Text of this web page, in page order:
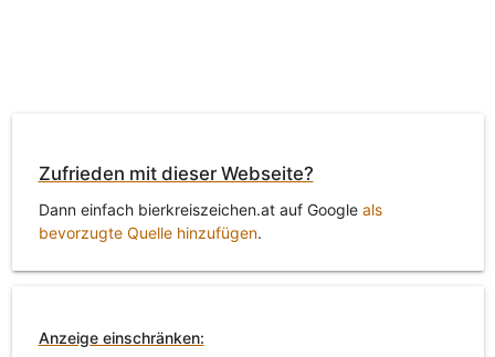
Zufrieden mit dieser Webseite?
Dann einfach bierkreiszeichen.at auf Google als
bevorzugte Quelle hinzufügen.
Anzeige einschränken: